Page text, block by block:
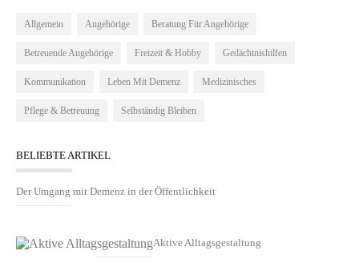
Allgemein Angehörige Beratung Für Angehörige
Betreuende Angehörige Freizeit & Hobby Gedächtnishilfen
Kommunikation Leben Mit Demenz Medizinisches
Pflege & Betreuung Selbständig Bleiben
BELIEBTE ARTIKEL
Der Umgang mit Demenz in der Öffentlichkeit
Aktive Alltagsgestaltung